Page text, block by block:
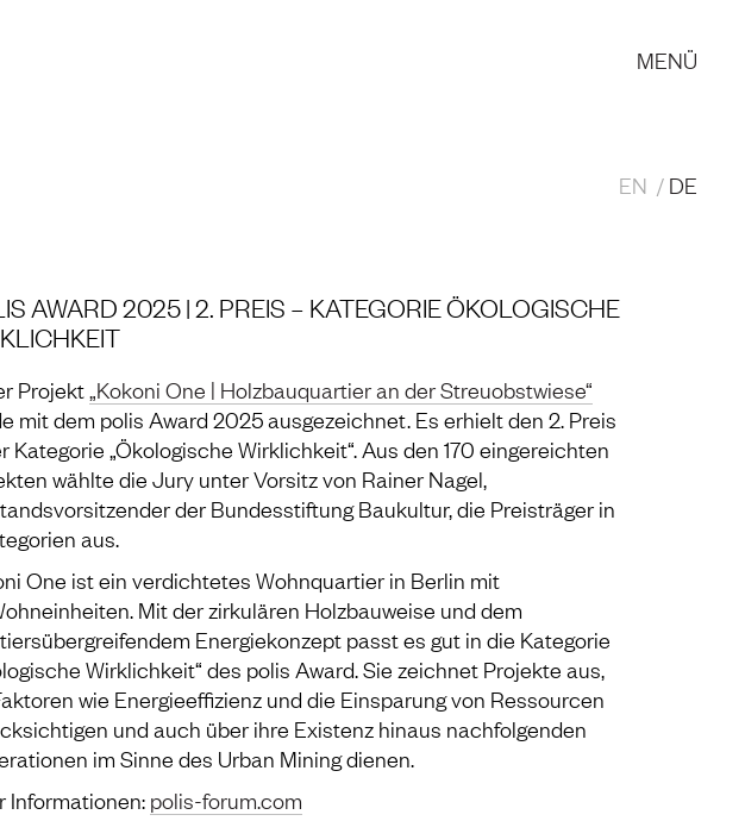
MENÜ
EN DE
AWARD 2025 | 2. PREIS – KATEGORIE ÖKOLOGISCHE
Projekt„Kokoni One | Holzbauquartier an der Streuobstwiese“
mit dem polis Award 2025 ausgezeichnet. Es erhielt den 2. Preis
Kategorie „Ökologische Wirklichkeit“. Aus den 170 eingereichten
wählte die Jury unter Vorsitz von Rainer Nagel,
der Bundesstiftung Baukultur, die Preisträger in
aus.
One ist ein verdichtetes Wohnquartier in Berlin mit
Mit der zirkulären Holzbauweise und dem
Energiekonzept passt es gut in die Kategorie
Wirklichkeit“ des polis Award. Sie zeichnet Projekte aus,
wie Energieeffizienz und die Einsparung von Ressourcen
und auch über ihre Existenz hinaus nachfolgenden
im Sinne des Urban Mining dienen.
Informationen: polis-forum.com